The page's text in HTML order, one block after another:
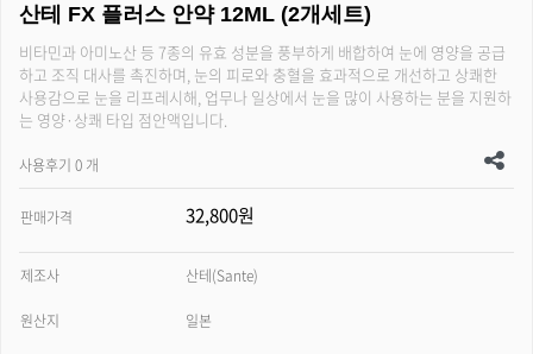
산테 FX 플러스 안약 12ML (2개세트)
비타민과 아미노산 등 7종의 유효 성분을 풍부하게 배합하여 눈에 영양을 공급
하고 조직 대사를 촉진하며, 눈의 피로와 충혈을 효과적으로 개선하고 상쾌한
사용감으로 눈을 리프레시해, 업무나 일상에서 눈을 많이 사용하는 분을 지원하
는 영양·상쾌 타입 점안액입니다.
사용후기 0 개
판매가격 32,800원
제조사 산테(Sante)
원산지 일본